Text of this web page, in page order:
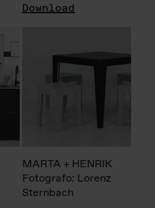
Download
MARTA + HENRIK
Fotografo: Lorenz
Sternbach